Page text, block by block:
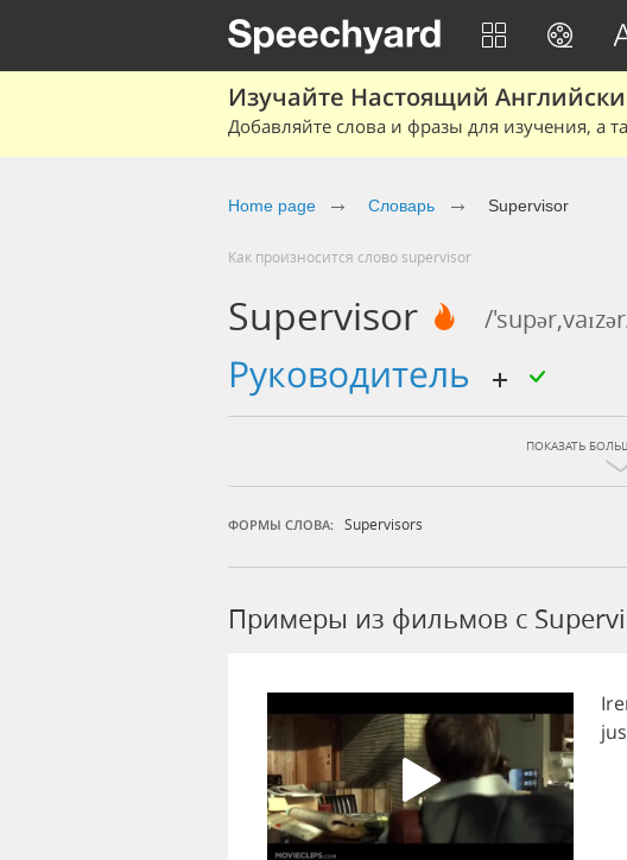
Изучайте Настоящий
Добавляйте слова и фразы для изучения, а
Home page Словарь Supervisor
Как произносится слово supervisor
Supervisor /
руководитель
ПОКАЗАТЬ
ФОРМЫ СЛОВА: Supervisors
Примеры из фильмов c